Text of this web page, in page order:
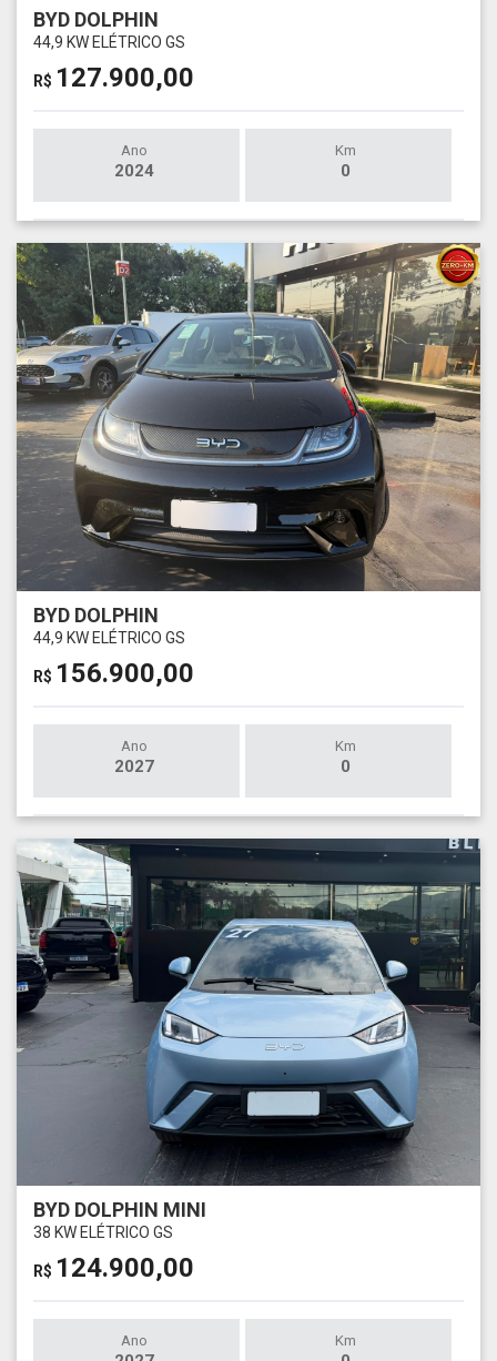
BYD DOLPHIN
44,9 KW ELÉTRICO GS
R$ 127.900,00
Ano
2024
Km
0
BYD DOLPHIN
44,9 KW ELÉTRICO GS
R$ 156.900,00
Ano
2027
Km
0
BYD DOLPHIN MINI
38 KW ELÉTRICO GS
R$ 124.900,00
Ano Km